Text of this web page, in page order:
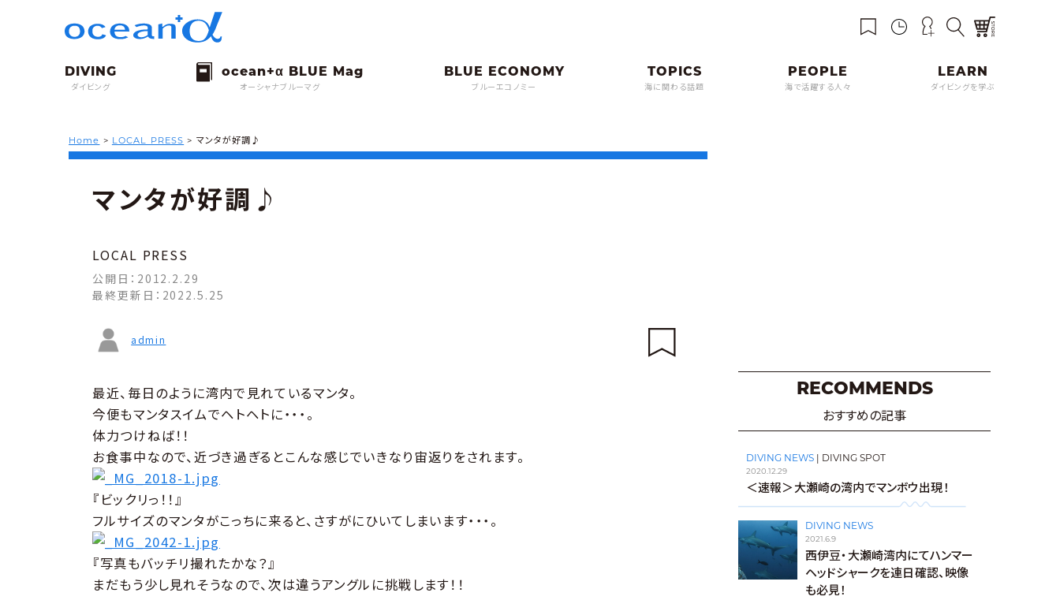
ダイビング オーシャナブルーマグ ブルーエコノミー 海に関わる話題 海で活躍する人々 ダイビングを学ぶ
Home > LOCAL PRESS > マンタが好調♪
マンタが好調♪
LOCAL PRESS
公開日： 2012.2.29
最終更新日： 2022.5.25
admin
最近、毎日のように湾内で見れているマンタ。
今便もマンタスイムでヘトヘトに・・・。
体力つけねば！！
お食事中なので、近づき過ぎるとこんな感じでいきなり宙返りをされます。
『ビックリっ！！』
フルサイズのマンタがこっちに来ると、さすがにひいてしまいます・・・。
『写真もバッチリ撮れたかな？』
まだもう少し見れそうなので、次は違うアングルに挑戦します！！
RECOMMENDS
おすすめの記事
DIVING NEWS | DIVING SPOT
2020.12.29
＜速報＞大瀬崎の湾内でマンボウ出現！
DIVING NEWS
2021.6.9
西伊豆・大瀬崎湾内にてハンマー
ヘッドシャークを連日確認、映像
も必見！